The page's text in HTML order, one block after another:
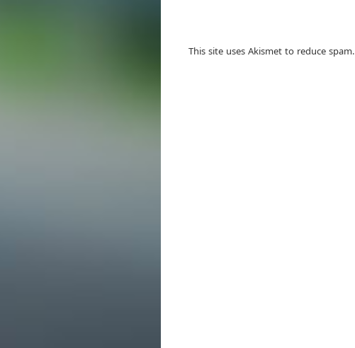
This site uses Akismet to reduce spam.